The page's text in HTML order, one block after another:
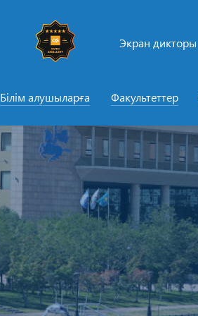
Экран дикторы
Білім алушыларға Факультеттер